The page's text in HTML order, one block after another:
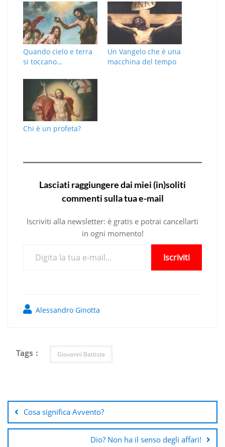
Quando cielo e terra
si toccano…
Un Vangelo che è una
macchina del tempo
Chi è un profeta?
Lasciati raggiungere dai miei (in)soliti
commenti sulla tua e-mail
Iscriviti alla newsletter: è gratis e potrai cancellarti
in ogni momento!
Iscriviti
Alessandro Ginotta
Tags : Giovanni Battista
articoli
Cosa significa Avvento?
Dio? Non ha il senso degli affari!